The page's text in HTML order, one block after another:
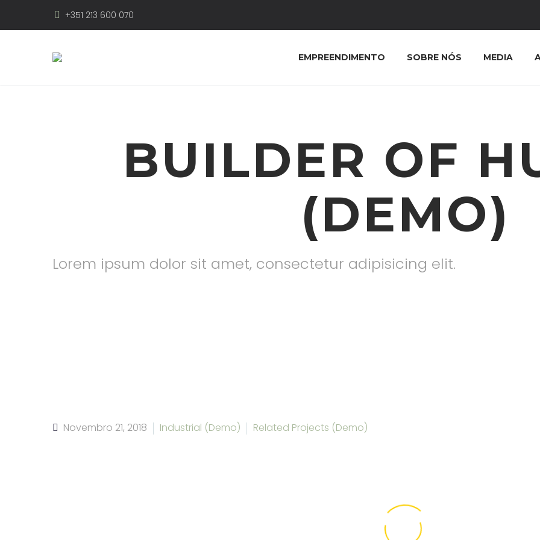
+351 213 600 070
EMPREENDIMENTO SOBRE NÓS MEDIA
BUILDER OF
(DEMO)
Lorem ipsum dolor sit amet, consectetur adipisicing elit.
Novembro 21, 2018 Industrial (Demo) Related Projects (Demo)